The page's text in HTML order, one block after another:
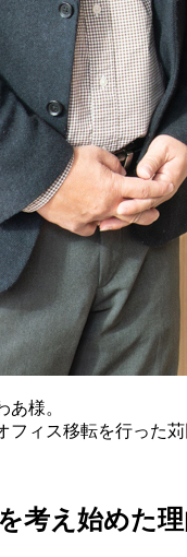
様。
ィス移転を行った
考え始めた